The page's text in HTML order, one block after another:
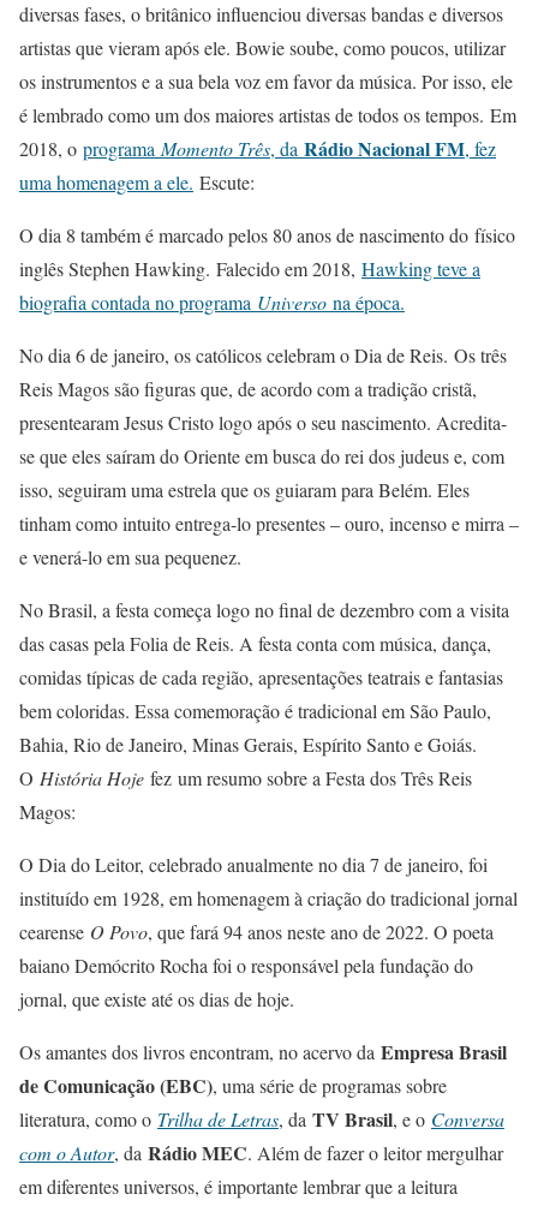
diversas fases, o britânico influenciou diversas bandas e diversos
artistas que vieram após ele. Bowie soube, como poucos, utilizar
os instrumentos e a sua bela voz em favor da música. Por isso, ele
é lembrado como um dos maiores artistas de todos os tempos. Em
2018, o programa Momento Três, da Rádio Nacional FM, fez
uma homenagem a ele. Escute:
O dia 8 também é marcado pelos 80 anos de nascimento do físico
inglês Stephen Hawking. Falecido em 2018, Hawking teve a
biografia contada no programa Universo na época.
No dia 6 de janeiro, os católicos celebram o Dia de Reis. Os três
Reis Magos são figuras que, de acordo com a tradição cristã,
presentearam Jesus Cristo logo após o seu nascimento. Acredita-
se que eles saíram do Oriente em busca do rei dos judeus e, com
isso, seguiram uma estrela que os guiaram para Belém. Eles
tinham como intuito entrega-lo presentes – ouro, incenso e mirra –
e venerá-lo em sua pequenez.
No Brasil, a festa começa logo no final de dezembro com a visita
das casas pela Folia de Reis. A festa conta com música, dança,
comidas típicas de cada região, apresentações teatrais e fantasias
bem coloridas. Essa comemoração é tradicional em São Paulo,
Bahia, Rio de Janeiro, Minas Gerais, Espírito Santo e Goiás.
O História Hoje fez um resumo sobre a Festa dos Três Reis
Magos:
O Dia do Leitor, celebrado anualmente no dia 7 de janeiro, foi
instituído em 1928, em homenagem à criação do tradicional jornal
cearense O Povo, que fará 94 anos neste ano de 2022. O poeta
baiano Demócrito Rocha foi o responsável pela fundação do
jornal, que existe até os dias de hoje.
Os amantes dos livros encontram, no acervo da Empresa Brasil
de Comunicação (EBC), uma série de programas sobre
literatura, como o Trilha de Letras, da TV Brasil, e o Conversa
com o Autor, da Rádio MEC. Além de fazer o leitor mergulhar
em diferentes universos, é importante lembrar que a leitura